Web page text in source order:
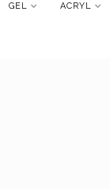
GEL ACRYL